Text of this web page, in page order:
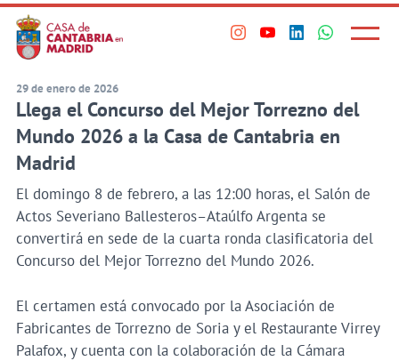
Saltar
al
contenido
principal
Visita
en
Instagram
Visita
en
Youtube
Visita
en
Linkedin
Visita
en
WhatsApp
Principal
Menú
29 de enero de 2026
Llega el Concurso del Mejor Torrezno del
Mundo 2026 a la Casa de Cantabria en
Madrid
El domingo 8 de febrero, a las 12:00 horas, el Salón de
Actos Severiano Ballesteros–Ataúlfo Argenta se
convertirá en sede de la cuarta ronda clasificatoria del
Concurso del Mejor Torrezno del Mundo 2026.
El certamen está convocado por la Asociación de
Fabricantes de Torrezno de Soria y el Restaurante Virrey
Palafox, y cuenta con la colaboración de la Cámara